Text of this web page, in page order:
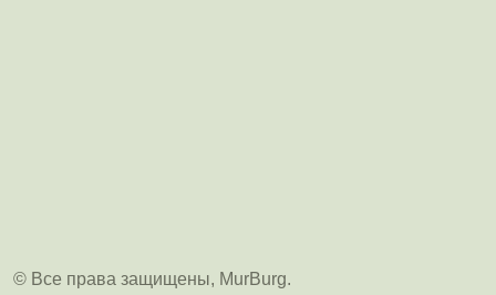
© Все права защищены, MurBurg.